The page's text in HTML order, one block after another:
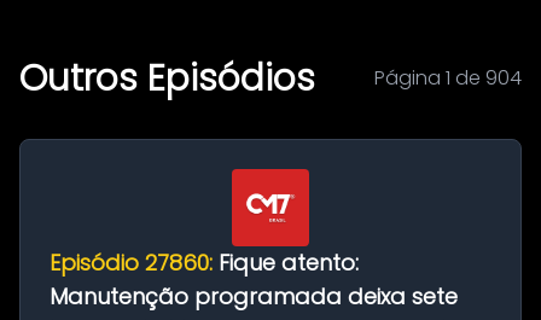
Outros Episódios Página 1 de 904
Episódio 27860: Fique atento:
Manutenção programada deixa sete